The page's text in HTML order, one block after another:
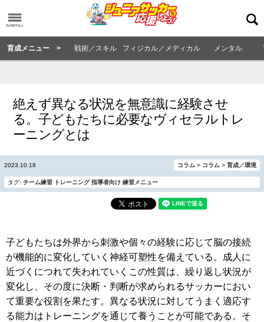
育成メニュー > 戦術／スキル フィジカル／メディカル メンタル
絶えず異なる状況を無意識に経験させ
る。子どもたちに必要なヴィセラルトレ
ーニングとは
2023.10.18 コラム > コラム > 育成／環境
タグ: チーム練習 トレーニング 指導者向け 練習メニュー
子どもたちは外界から刺激や個々の経験に応じて脳の接続
が機能的に変化していく神経可塑性を備えている。成人に
近づくにつれて失われていくこの性質は、繰り返し状況が
変化し、その度に決断・判断が求められるサッカーにおい
て重要な役割を果たす。異なる状況に対してうまく適応す
る能力はトレーニングを通じて養うことが可能である。そ